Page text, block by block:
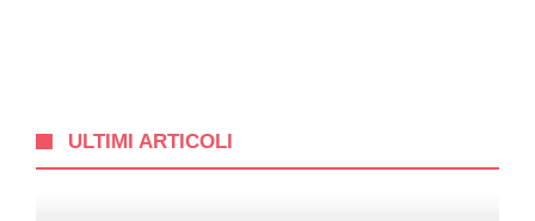
ULTIMI ARTICOLI